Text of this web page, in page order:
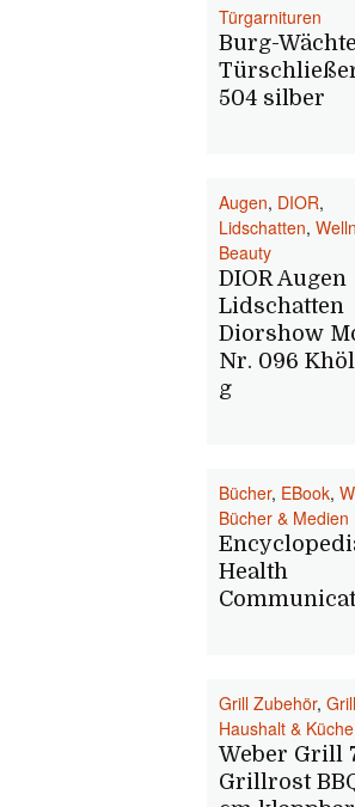
Türgarnituren
Burg-
504 silber
Augen, DIOR,
Lidschatten,
Beauty
DIOR Augen
Lidschatten
Diorshow
Nr. 096
g
Bücher, EBook,
Bücher & Medien
Health
Grill Zubehör,
Haushalt & Küche
Weber Grill
Grillrost